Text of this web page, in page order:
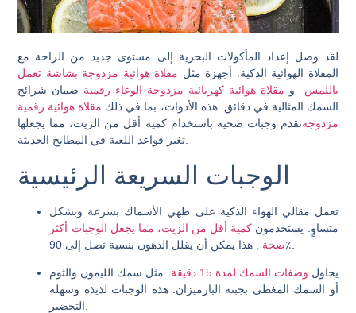
لقد وصل إعداد المأكولات البحرية إلى مستوى جديد من الراحة مع
المقلاة الهوائية الذكية. أجهزة مثل مقلاة هوائية مزدوجة بشاشة تعمل
باللمس
و مقلاة هوائية كهربائية مزدوجة الوعاء رقمية ضمان شرائح
السمك المثالية في دقائق. هذه الأدوات، بما في ذلك مقلاة هوائية رقمية
مزدوجةتقدم وجبات صحية باستخدام كمية أقل من الزيت، مما يجعلها
تغير قواعد اللعبة في المطابخ الحديثة.
الوجبات السريعة الرئيسية
تعمل مقالي الهواء الذكية على طهي الأسماك بسرعة وبشكل
متساوٍ. يستخدمون كمية أقل من الزيت، مما يجعل الوجبات أكثر
صحة. هذا يمكن أن يقلل الدهون بنسبة تصل إلى 90٪.
يحاول وصفات السمك لمدة 15 دقيقة
مثل سمك الليمون والثوم
أو السمك المغطى بجبنة البارميزان. هذه الوجبات لذيذة وسهلة